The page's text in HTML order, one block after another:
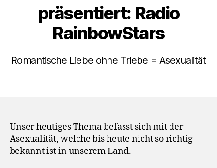
präsentiert: Radio
RainbowStars
Romantische Liebe ohne Triebe = Asexualität
Unser heutiges Thema befasst sich mit der
Asexualität, welche bis heute nicht so richtig
bekannt ist in unserem Land.